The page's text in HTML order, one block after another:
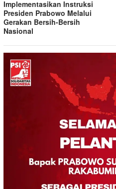
Implementasikan Instruksi
Presiden Prabowo Melalui
Gerakan Bersih-Bersih
Nasional